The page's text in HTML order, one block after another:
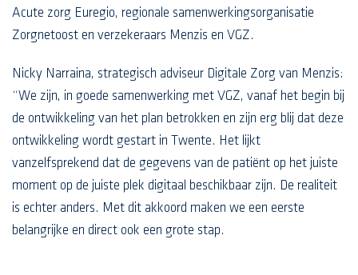
Acute zorg Euregio, regionale samenwerkingsorganisatie
Zorgnetoost en verzekeraars Menzis en VGZ.
Nicky Narraina, strategisch adviseur Digitale Zorg van Menzis:
“We zijn, in goede samenwerking met VGZ, vanaf het begin bij
de ontwikkeling van het plan betrokken en zijn erg blij dat deze
ontwikkeling wordt gestart in Twente. Het lijkt
vanzelfsprekend dat de gegevens van de patiënt op het juiste
moment op de juiste plek digitaal beschikbaar zijn. De realiteit
is echter anders. Met dit akkoord maken we een eerste
belangrijke en direct ook een grote stap.